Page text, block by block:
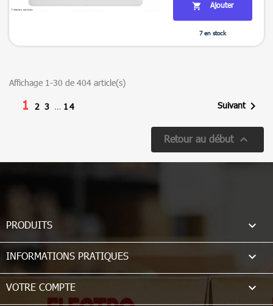
 Ajouter
7 en stock
Affichage 1-30 de 404 article(s)
1 2 3 … 14 Suivant
Retour au début 
PRODUITS 
INFORMATIONS PRATIQUES 
VOTRE COMPTE 